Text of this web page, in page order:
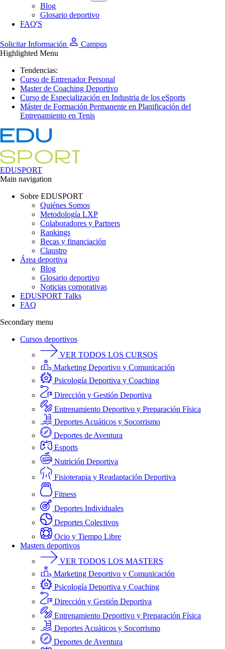
Blog
Glosario deportivo
FAQ'S
Solicitar Información
Campus
Highlighted Menu
Tendencias:
Curso de Entrenador Personal
Master de Coaching Deportivo
Curso de Especialización en Industria de los eSports
Máster de Formación Permanente en Planificación del
Entrenamiento en Tenis
EDUSPORT
Main navigation
Sobre EDUSPORT
Quiénes Somos
Metodología LXP
Colaboradores y Partners
Rankings
Becas y financiación
Claustro
Área deportiva
Blog
Glosario deportivo
Noticias corporativas
EDUSPORT Talks
FAQ
Secondary menu
Cursos deportivos
VER TODOS LOS CURSOS
Marketing Deportivo y Comunicación
Psicología Deportiva y Coaching
Dirección y Gestión Deportiva
Entrenamiento Deportivo y Preparación Física
Deportes Acuáticos y Socorrismo
Deportes de Aventura
Esports
Nutrición Deportiva
Fisioterapia y Readaptación Deportiva
Fitness
Deportes Individuales
Deportes Colectivos
Ocio y Tiempo Libre
Masters deportivos
VER TODOS LOS MASTERS
Marketing Deportivo y Comunicación
Psicología Deportiva y Coaching
Dirección y Gestión Deportiva
Entrenamiento Deportivo y Preparación Física
Deportes Acuáticos y Socorrismo
Deportes de Aventura